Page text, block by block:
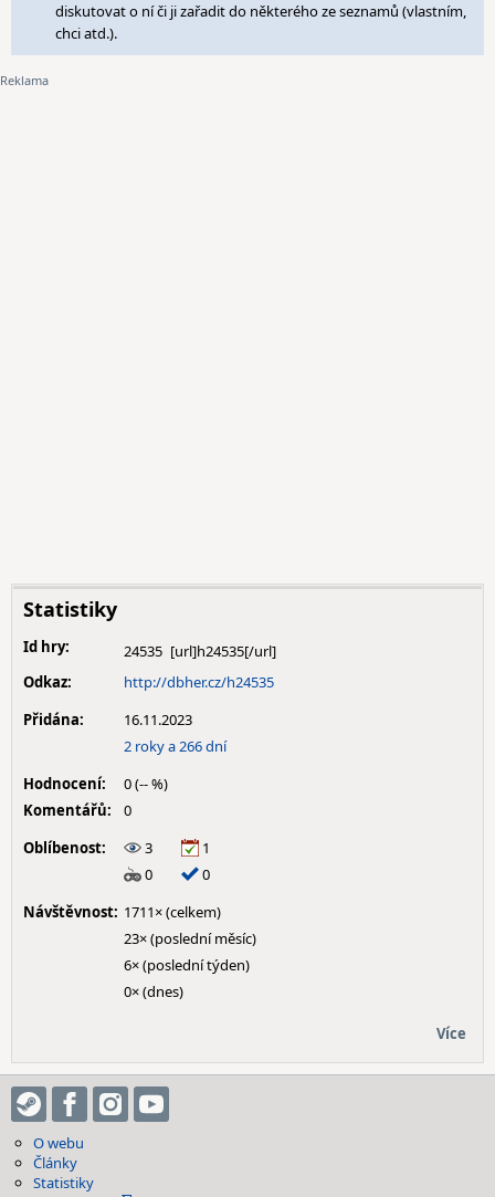
diskutovat o ní či ji zařadit do některého ze seznamů (vlastním,
chci atd.).
Statistiky
Id hry:
24535
Odkaz:
http://dbher.cz/h24535
Přidána:
16.11.2023
2 roky a 266 dní
Hodnocení:
0 (-- %)
Komentářů:
0
Oblíbenost:
3
1
0
0
Návštěvnost: 1711× (celkem)
23× (poslední měsíc)
6× (poslední týden)
0× (dnes)
Více
O webu
Články
Statistiky